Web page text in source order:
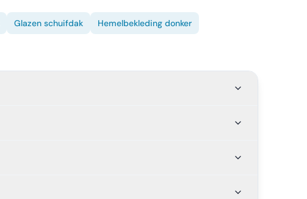
Glazen schuifdak
Hemelbekleding donker